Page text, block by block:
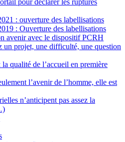
pour déclarer les ruptures
: ouverture des labellisations
: Ouverture des labellisations
avenir avec le dispositif PCRH
projet, une difficulté, une question
qualité de l’accueil en première
l’avenir de l’homme, elle est
n’anticipent pas assez la